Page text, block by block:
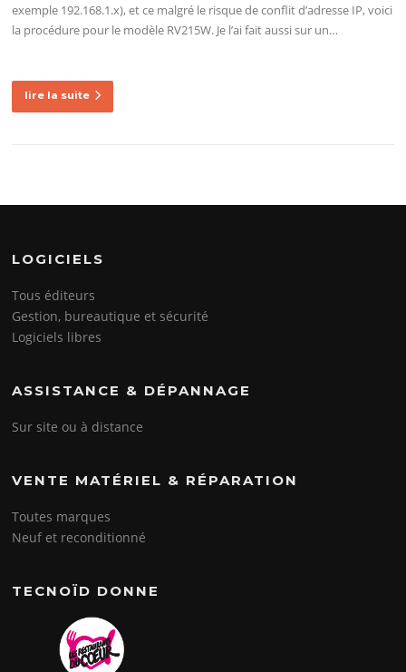
exemple 192.168.1.x), et ce malgré le risque de conflit d’adresse IP, voici
la procédure pour le modèle RV215W. Je l’ai fait aussi sur un…
lire la suite
LOGICIELS
Tous éditeurs
Gestion, bureautique et sécurité
Logiciels libres
ASSISTANCE & DÉPANNAGE
Sur site ou à distance
VENTE MATÉRIEL & RÉPARATION
Toutes marques
Neuf et reconditionné
TECNOÏD DONNE